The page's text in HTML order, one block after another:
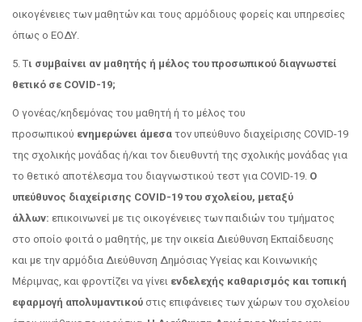
οικογένειες των μαθητών και τους αρμόδιους φορείς και υπηρεσίες
όπως ο ΕΟΔΥ.
5. Τι συμβαίνει αν μαθητής ή μέλος του προσωπικού διαγνωστεί
θετικό σε COVID-19;
Ο γονέας/κηδεμόνας του μαθητή ή το μέλος του
προσωπικού ενημερώνει άμεσα τον υπεύθυνο διαχείρισης COVID-19
της σχολικής μονάδας ή/και τον διευθυντή της σχολικής μονάδας για
το θετικό αποτέλεσμα του διαγνωστικού τεστ για COVID-19. Ο
υπεύθυνος διαχείρισης COVID-19 του σχολείου, μεταξύ
άλλων: επικοινωνεί με τις οικογένειες των παιδιών του τμήματος
στο οποίο φοιτά ο μαθητής, με την οικεία Διεύθυνση Εκπαίδευσης
και με την αρμόδια Διεύθυνση Δημόσιας Υγείας και Κοινωνικής
Μέριμνας, και φροντίζει να γίνει ενδελεχής καθαρισμός και τοπική
εφαρμογή απολυμαντικού στις επιφάνειες των χώρων του σχολείου